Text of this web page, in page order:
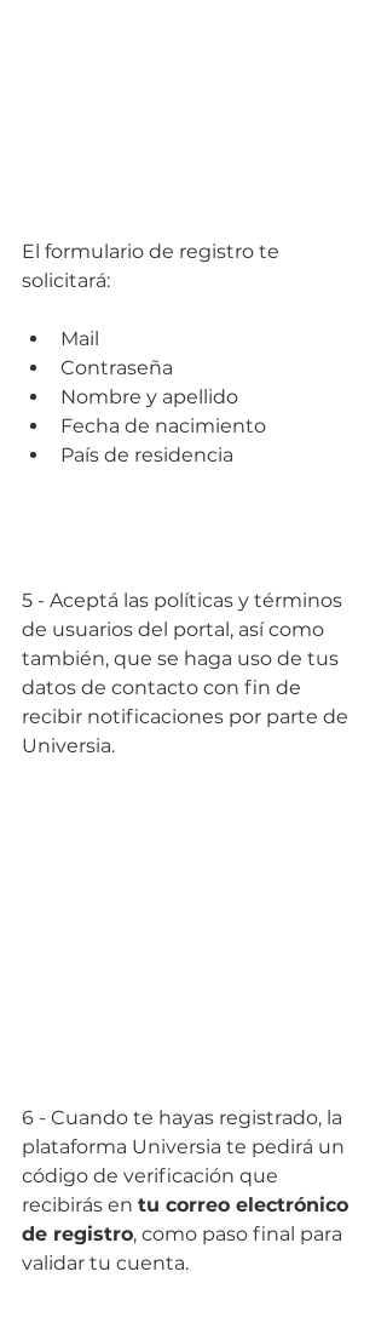
El formulario de registro te
solicitará:
Mail
Contraseña
Nombre y apellido
Fecha de nacimiento
País de residencia
5 - Aceptá las políticas y términos
de usuarios del portal, así como
también, que se haga uso de tus
datos de contacto con fin de
recibir notificaciones por parte de
Universia.
6 - Cuando te hayas registrado, la
plataforma Universia te pedirá un
código de verificación que
recibirás en tu correo electrónico
de registro, como paso final para
validar tu cuenta.